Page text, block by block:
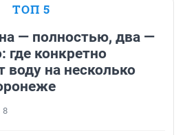
ТОП 5
— полностью, два —
где конкретно
воду на несколько
8